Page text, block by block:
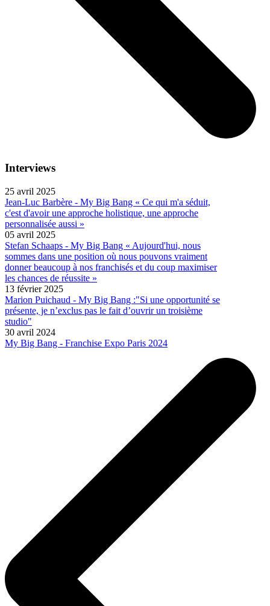
Interviews
25 avril 2025
Jean-Luc Barbère - My Big Bang « Ce qui m'a séduit,
c'est d'avoir une approche holistique, une approche
personnalisée aussi »
05 avril 2025
Stefan Schaaps - My Big Bang « Aujourd'hui, nous
sommes dans une position où nous pouvons vraiment
donner beaucoup à nos franchisés et du coup maximiser
les chances de réussite »
13 février 2025
Marion Puichaud - My Big Bang :"Si une opportunité se
présente, je n’exclus pas le fait d’ouvrir un troisième
studio"
30 avril 2024
My Big Bang - Franchise Expo Paris 2024